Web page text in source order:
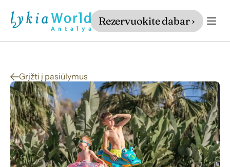
Grįžti į pasiūlymus
Rezervuokite dabar ›